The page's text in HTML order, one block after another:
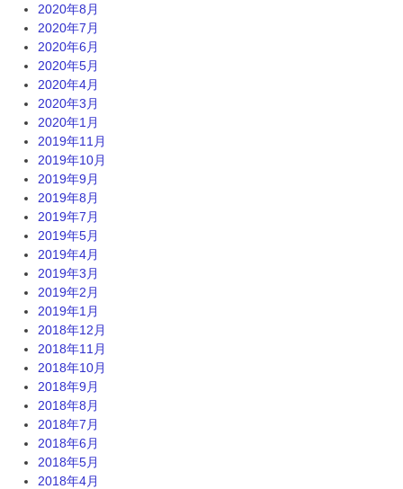
2020年8月
2020年7月
2020年6月
2020年5月
2020年4月
2020年3月
2020年1月
2019年11月
2019年10月
2019年9月
2019年8月
2019年7月
2019年5月
2019年4月
2019年3月
2019年2月
2019年1月
2018年12月
2018年11月
2018年10月
2018年9月
2018年8月
2018年7月
2018年6月
2018年5月
2018年4月